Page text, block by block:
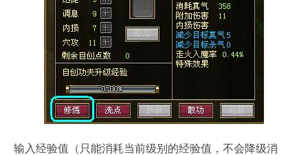
输入经验值（只能消耗当前级别的经验值，不会降级消